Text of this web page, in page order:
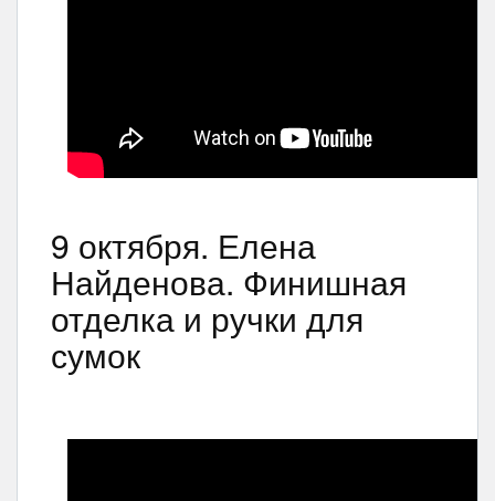
9 октября. Елена
Найденова. Финишная
отделка и ручки для
сумок